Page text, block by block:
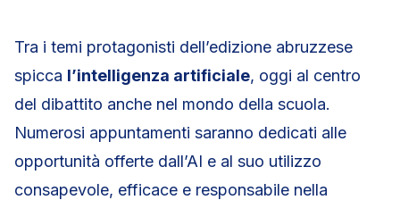
Tra i temi protagonisti dell’edizione abruzzese
spicca l’intelligenza artificiale, oggi al centro
del dibattito anche nel mondo della scuola.
Numerosi appuntamenti saranno dedicati alle
opportunità offerte dall’AI e al suo utilizzo
consapevole, efficace e responsabile nella